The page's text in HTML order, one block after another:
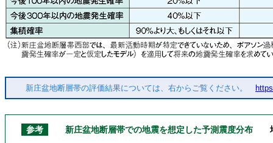
新庄盆地断層帯の評価結果については、右からご覧ください。
参考 新庄盆地断層帯での地震を想定した予測震度分布